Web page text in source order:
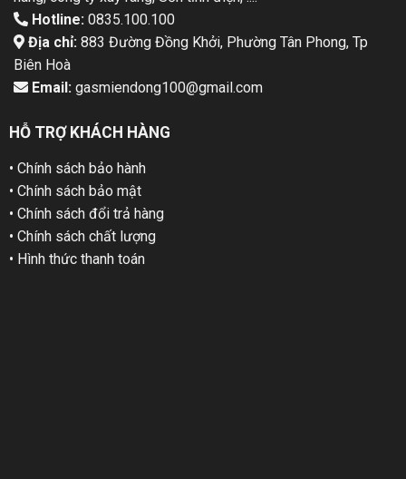
Hotline: 0835.100.100
Địa chỉ:883 Đường Đồng Khởi, Phường Tân Phong, Tp
Biên Hoà
Email:gasmiendong100@gmail.com
HỖ TRỢ KHÁCH HÀNG
• Chính sách bảo hành
• Chính sách bảo mật
• Chính sách đổi trả hàng
• Chính sách chất lượng
• Hình thức thanh toán